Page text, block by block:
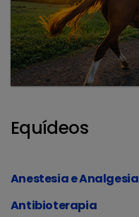
Equídeos
Anestesia e Analgesia
Antibioterapia